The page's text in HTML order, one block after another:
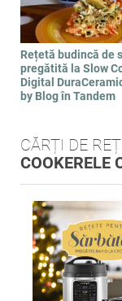
Rețetă budincă de
pregătită la Slow
Digital
by Blog în Tandem
CĂRȚI DE
COOKERELE